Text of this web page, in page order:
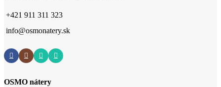
+421 911 311 323
info@osmonatery.sk
OSMO nátery